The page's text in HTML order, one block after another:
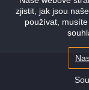
zjistit, jak jsou
používat,